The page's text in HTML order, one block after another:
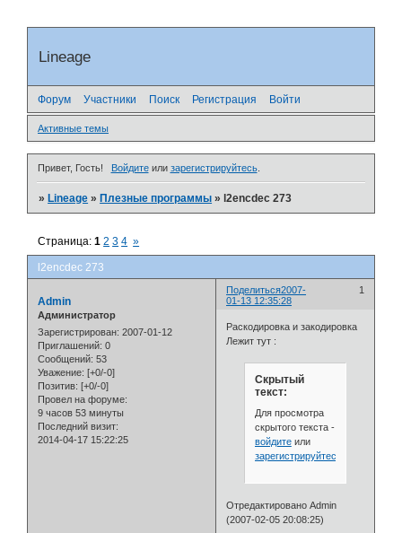
Lineage
Форум Участники Поиск Регистрация Войти
Активные темы
Привет, Гость! Войдитеили зарегистрируйтесь.
»Lineage »Плезные программы »l2encdec 273
l2encdec 273
Страница:1 2 3 4 »
Поделиться 1
2007-
01-13 12:35:28
Admin
Администратор
Зарегистрирован: 2007-01-12
Приглашений: 0
Сообщений: 53
Уважение: [+0/-0]
Позитив: [+0/-0]
Провел на форуме:
9 часов 53 минуты
Последний визит:
2014-04-17 15:22:25
Раскодировка и закодировка
Лежит тут :
Скрытый
текст:
Для просмотра
скрытого текста -
войдитеили
зарегистрируйтесь
Отредактировано Admin
(2007-02-05 20:08:25)